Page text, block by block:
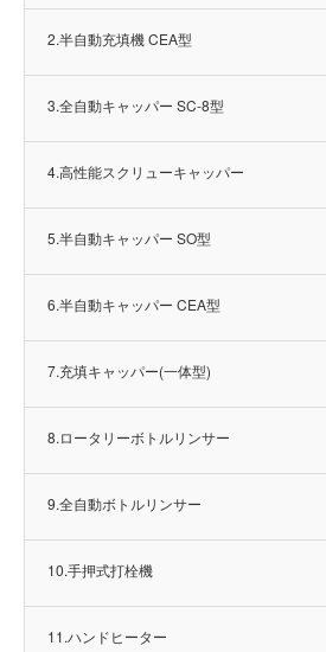
2.半自動充填機 CEA型
3.全自動キャッパー SC-8型
4.高性能スクリューキャッパー
5.半自動キャッパー SO型
6.半自動キャッパー CEA型
7.充填キャッパー(一体型)
8.ロータリーボトルリンサー
9.全自動ボトルリンサー
10.手押式打栓機
11.ハンドヒーター